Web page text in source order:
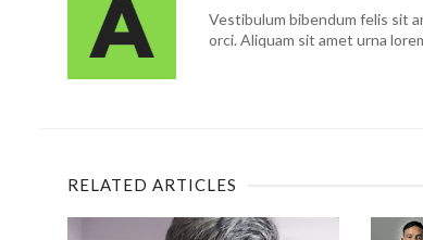
Vestibulum bibendum felis sit
orci. Aliquam sit amet urna
RELATED ARTICLES